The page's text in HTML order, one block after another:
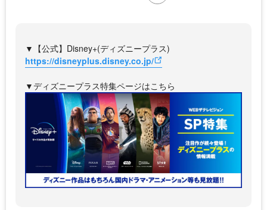
▼【公式】Disney+(ディズニープラス)
https://disneyplus.disney.co.jp/
▼ディズニープラス特集ページはこちら